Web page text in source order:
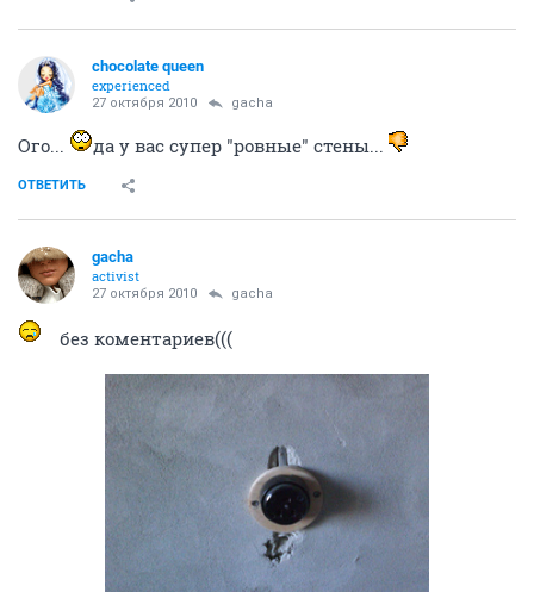
chocolate queen
experienced
27 октября 2010 gacha
Ого... да у вас супер "ровные" стены...
ОТВЕТИТЬ
gacha
activist
27 октября 2010 gacha
без коментариев(((